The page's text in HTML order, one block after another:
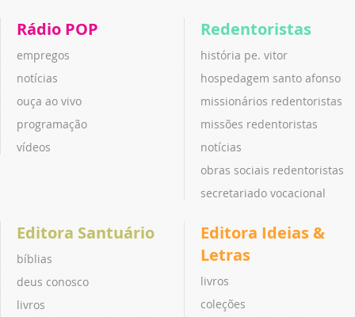
Rádio POP
empregos
notícias
ouça ao vivo
programação
vídeos
Redentoristas
história pe. vitor
hospedagem santo afonso
missionários redentoristas
missões redentoristas
notícias
obras sociais redentoristas
secretariado vocacional
Editora Santuário
bíblias
deus conosco
livros
Editora Ideias &
Letras
livros
coleções